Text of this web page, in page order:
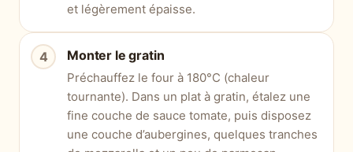
et légèrement épaisse.
Monter le gratin
Préchauffez le four à 180°C (chaleur
tournante). Dans un plat à gratin, étalez une
fine couche de sauce tomate, puis disposez
une couche d’aubergines, quelques tranches